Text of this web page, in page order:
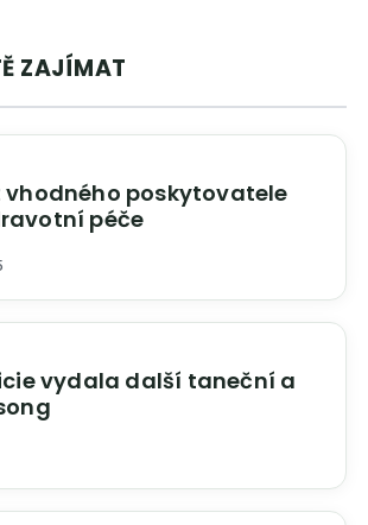
ZAJÍMAT
poskytovatele
péče
vydala další taneční a